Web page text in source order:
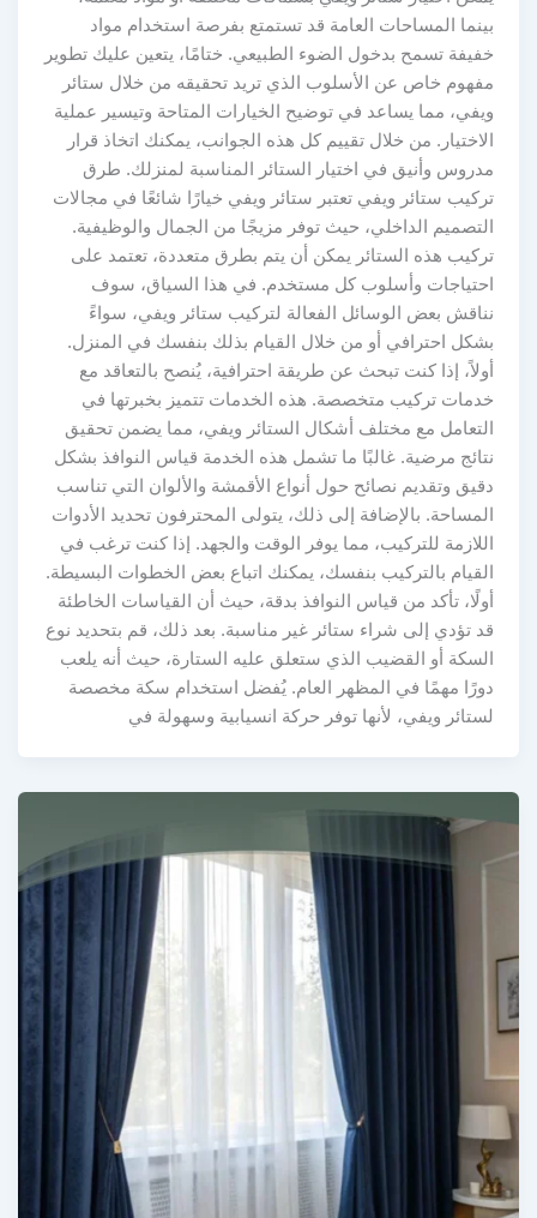
بينما المساحات العامة قد تستمتع بفرصة استخدام مواد
خفيفة تسمح بدخول الضوء الطبيعي. ختامًا، يتعين عليك تطوير
مفهوم خاص عن الأسلوب الذي تريد تحقيقه من خلال ستائر
ويفي، مما يساعد في توضيح الخيارات المتاحة وتيسير عملية
الاختيار. من خلال تقييم كل هذه الجوانب، يمكنك اتخاذ قرار
مدروس وأنيق في اختيار الستائر المناسبة لمنزلك. طرق
تركيب ستائر ويفي تعتبر ستائر ويفي خيارًا شائعًا في مجالات
التصميم الداخلي، حيث توفر مزيجًا من الجمال والوظيفية.
تركيب هذه الستائر يمكن أن يتم بطرق متعددة، تعتمد على
احتياجات وأسلوب كل مستخدم. في هذا السياق، سوف
نناقش بعض الوسائل الفعالة لتركيب ستائر ويفي، سواءً
بشكل احترافي أو من خلال القيام بذلك بنفسك في المنزل.
أولاً، إذا كنت تبحث عن طريقة احترافية، يُنصح بالتعاقد مع
خدمات تركيب متخصصة. هذه الخدمات تتميز بخبرتها في
التعامل مع مختلف أشكال الستائر ويفي، مما يضمن تحقيق
نتائج مرضية. غالبًا ما تشمل هذه الخدمة قياس النوافذ بشكل
دقيق وتقديم نصائح حول أنواع الأقمشة والألوان التي تناسب
المساحة. بالإضافة إلى ذلك، يتولى المحترفون تحديد الأدوات
اللازمة للتركيب، مما يوفر الوقت والجهد. إذا كنت ترغب في
القيام بالتركيب بنفسك، يمكنك اتباع بعض الخطوات البسيطة.
أولًا، تأكد من قياس النوافذ بدقة، حيث أن القياسات الخاطئة
قد تؤدي إلى شراء ستائر غير مناسبة. بعد ذلك، قم بتحديد نوع
السكة أو القضيب الذي ستعلق عليه الستارة، حيث أنه يلعب
دورًا مهمًا في المظهر العام. يُفضل استخدام سكة مخصصة
لستائر ويفي، لأنها توفر حركة انسيابية وسهولة في